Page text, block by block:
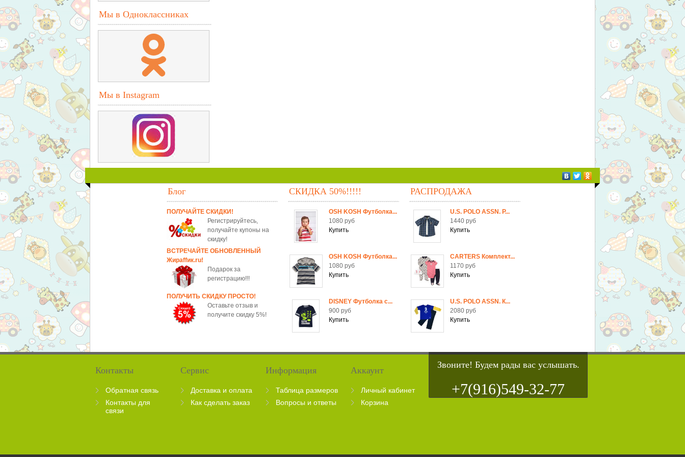
Мы в Одноклассниках
Мы в Instagram
Блог
ПОЛУЧАЙТЕ СКИДКИ!
Регистрируйтесь,
получайте купоны на
скидку!
ВСТРЕЧАЙТЕ ОБНОВЛЕННЫЙ
Жираffик.ru!
Подарок за
регистрацию!!!
ПОЛУЧИТЬ СКИДКУ ПРОСТО!
Оставьте отзыв и
получите скидку 5%!
СКИДКА 50%!!!!!
OSH KOSH Футболка...
1080 руб
OSH KOSH Футболка...
1080 руб
DISNEY Футболка c...
900 руб
РАСПРОДАЖА
U.S. POLO ASSN. Р...
1440 руб
CARTERS Комплект...
1170 руб
U.S. POLO ASSN. К...
2080 руб
Звоните! Будем рады вас услышать.
+7(916)549-32-77
Контакты
Обратная связь
Контакты для
связи
Сервис
Доставка и оплата
Как сделать заказ
Информация
Таблица размеров
Вопросы и ответы
Аккаунт
Личный кабинет
Корзина